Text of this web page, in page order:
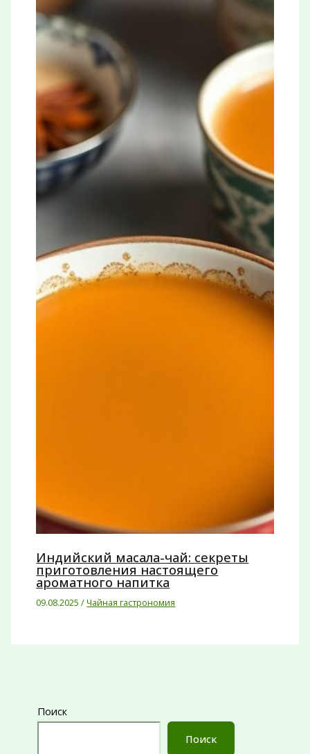
Индийский масала-чай: секреты
приготовления настоящего
ароматного напитка
09.08.2025/Чайная гастрономия
Поиск
Поиск